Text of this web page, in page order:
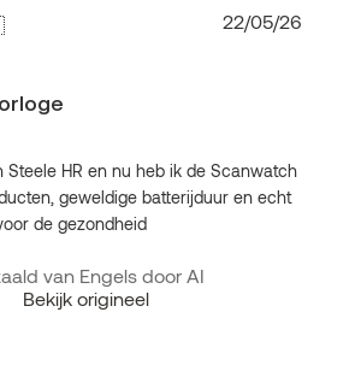
Steele HR en nu heb ik de Scanwatch
geweldige batterijduur en echt
de gezondheid
van Engels door AI
Bekijk origineel
22/05/26